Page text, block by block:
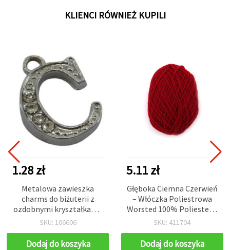
KLIENCI RÓWNIEŻ KUPILI
1.28 zł
Metalowa zawieszka
charms do biżuterii z
ozdobnymi kryształkami,
litera C, kolor srebrny,
1.5 mm
SKU: 106606
Dodaj do koszyka
5.11 zł
Głęboka Ciemna Czerwień
– Włóczka Poliestrowa
Worsted 100% Poliester –
50 g – do Dziania i
SKU: 411704
Dodaj do koszyka